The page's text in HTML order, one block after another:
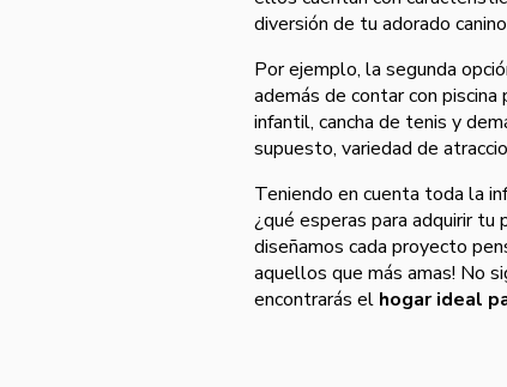
diversión de tu adorado
Por ejemplo, la segunda
además de contar con piscina
infantil, cancha de tenis y
supuesto, variedad de
Teniendo en cuenta toda la
¿qué esperas para adquirir tu
diseñamos cada proyecto
aquellos que más amas! No
encontrarás el hogar ideal